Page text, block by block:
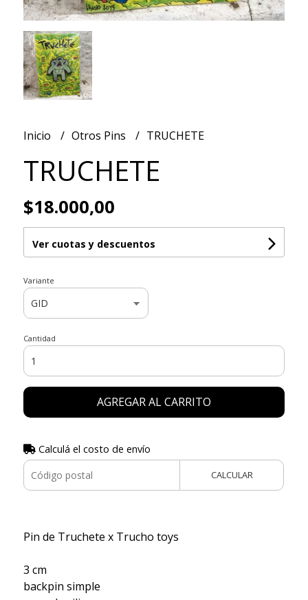
Inicio Otros Pins TRUCHETE
TRUCHETE
$18.000,00
Ver cuotas y descuentos
Variante
Cantidad
AGREGAR AL CARRITO
Calculá el costo de envío
CALCULAR
Pin de Truchete x Trucho toys
3 cm
backpin simple